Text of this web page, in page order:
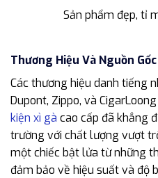
Sản phẩm đẹp, tỉ
Thương Hiệu Và Nguồn Gốc
Các thương hiệu danh tiếng
Dupont, Zippo, và
kiện xì gà cao cấp đã khẳng
trường với chất lượng vượt
một chiếc bật lửa từ những
đảm bảo về hiệu suất và độ